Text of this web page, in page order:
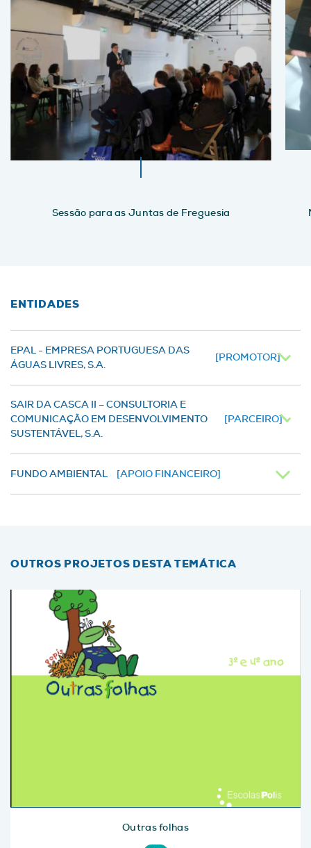
Sessão para as Juntas de Freguesia
ENTIDADES
EPAL - EMPRESA PORTUGUESA DAS
ÁGUAS LIVRES, S.A.
[PROMOTOR]
SAIR DA CASCA II – CONSULTORIA E
COMUNICAÇÃO EM DESENVOLVIMENTO
SUSTENTÁVEL, S.A.
[PARCEIRO]
FUNDO AMBIENTAL [APOIO FINANCEIRO]
OUTROS PROJETOS DESTA TEMÁTICA
Outras folhas